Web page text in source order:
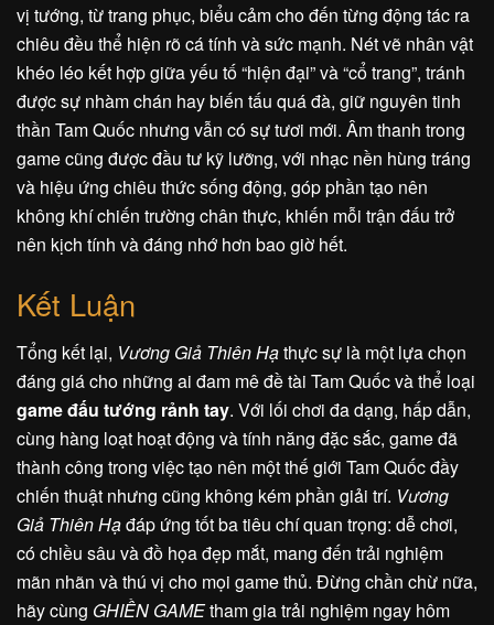
vị tướng, từ trang phục, biểu cảm cho đến từng động tác ra
chiêu đều thể hiện rõ cá tính và sức mạnh. Nét vẽ nhân vật
khéo léo kết hợp giữa yếu tố “hiện đại” và “cổ trang”, tránh
được sự nhàm chán hay biến tấu quá đà, giữ nguyên tinh
thần Tam Quốc nhưng vẫn có sự tươi mới. Âm thanh trong
game cũng được đầu tư kỹ lưỡng, với nhạc nền hùng tráng
và hiệu ứng chiêu thức sống động, góp phần tạo nên
không khí chiến trường chân thực, khiến mỗi trận đấu trở
nên kịch tính và đáng nhớ hơn bao giờ hết.
Kết Luận
Tổng kết lại, Vương Giả Thiên Hạthực sự là một lựa chọn
đáng giá cho những ai đam mê đề tài Tam Quốc và thể loại
game đấu tướng rảnh tay. Với lối chơi đa dạng, hấp dẫn,
cùng hàng loạt hoạt động và tính năng đặc sắc, game đã
thành công trong việc tạo nên một thế giới Tam Quốc đầy
chiến thuật nhưng cũng không kém phần giải trí. Vương
Giả Thiên Hạđáp ứng tốt ba tiêu chí quan trọng: dễ chơi,
có chiều sâu và đồ họa đẹp mắt, mang đến trải nghiệm
mãn nhãn và thú vị cho mọi game thủ. Đừng chần chừ nữa,
hãy cùng GHIỀN GAMEtham gia trải nghiệm ngay hôm